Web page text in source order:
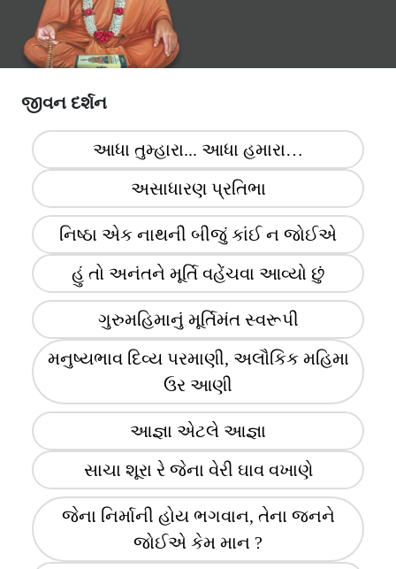
જીવન દર્શન
આધા તુમ્હારા... આધા હમારા…
અસાધારણ પ્રતિભા
નિષ્ઠા એક નાથની બીજું કાંઈ ન જોઈએ
હું તો અનંતને મૂર્તિ વહેંચવા આવ્યો છું
ગુરુમહિમાનું મૂર્તિમંત સ્વરૂપી
મનુષ્યભાવ દિવ્ય પરમાણી, અલૌકિક મહિમા
ઉર આણી
આજ્ઞા એટલે આજ્ઞા
સાચા શૂરા રે જેના વેરી ઘાવ વખાણે
જેના નિર્માની હોય ભગવાન, તેના જનને
જોઈએ કેમ માન ?